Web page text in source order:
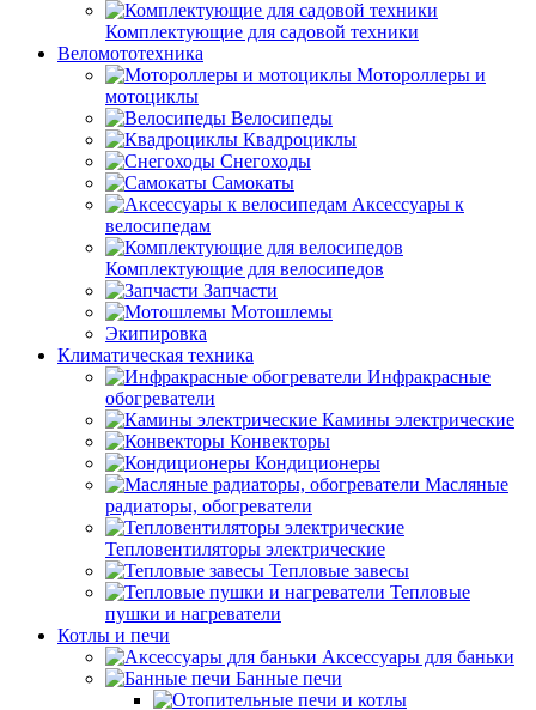
Комплектующие для садовой техники
Веломототехника
Мотороллеры и
мотоциклы
Велосипеды
Квадроциклы
Снегоходы
Самокаты
Аксессуары к
велосипедам
Комплектующие для велосипедов
Запчасти
Мотошлемы
Экипировка
Климатическая техника
Инфракрасные
обогреватели
Камины электрические
Конвекторы
Кондиционеры
Масляные
радиаторы, обогреватели
Тепловентиляторы электрические
Тепловые завесы
Тепловые
пушки и нагреватели
Котлы и печи
Аксессуары для баньки
Банные печи